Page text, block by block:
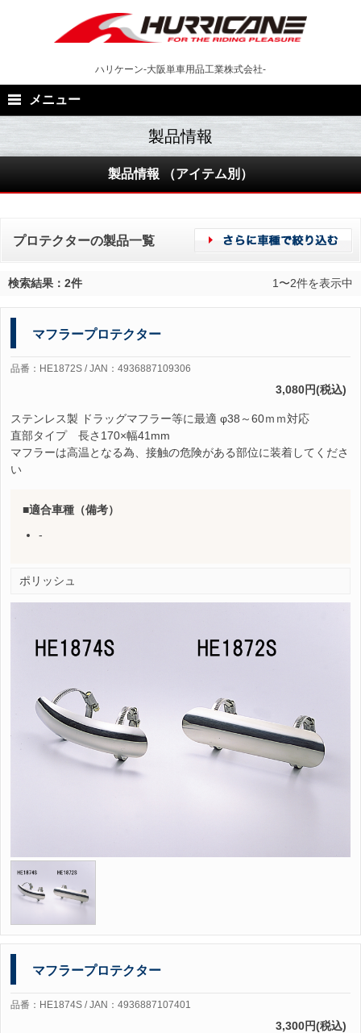
ハリケーン-大阪単車用品工業株式会社-
メニュー
製品情報 （アイテム別）
プロテクターの製品一覧
検索結果：2件 1〜2件を表示中
マフラープロテクター
品番：HE1872S / JAN：4936887109306
3,080円(税込)
ステンレス製 ドラッグマフラー等に最適 φ38～60ｍｍ対応
直部タイプ 長さ170×幅41mm
マフラーは高温となる為、接触の危険がある部位に装着してくださ
い
適合車種（備考）
-
ポリッシュ
マフラープロテクター
品番：HE1874S / JAN：4936887107401
3,300円(税込)